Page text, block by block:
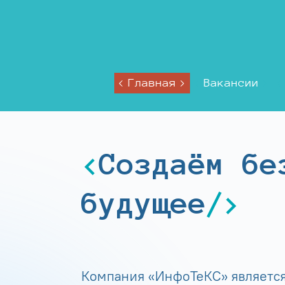
Главная Вакансии
Создаём
будущее
Компания «ИнфоТеКС»